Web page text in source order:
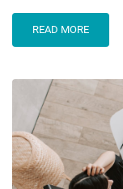
READ MORE